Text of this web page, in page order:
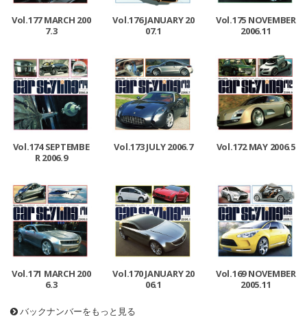
Vol.177 MARCH 200
7.3
Vol.176 JANUARY 20
07.1
Vol.175 NOVEMBER
2006.11
Vol.174 SEPTEMBE
R 2006.9
Vol.173 JULY 2006.7 Vol.172 MAY 2006.5
Vol.171 MARCH 200
6.3
Vol.170 JANUARY 20
06.1
Vol.169 NOVEMBER
2005.11
バックナンバーをもっと見る